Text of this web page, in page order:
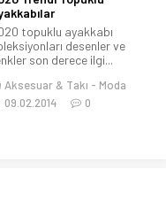
topuklu ayakkabı
desenler ve
son derece ilgi...
Aksesuar & Takı
Moda
09.02.2014
0